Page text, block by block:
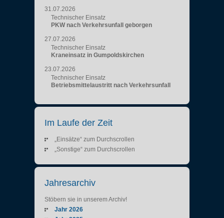
31.07.2026
Technischer Einsatz
PKW nach Verkehrsunfall geborgen
27.07.2026
Technischer Einsatz
Kraneinsatz in Gumpoldskirchen
23.07.2026
Technischer Einsatz
Betriebsmittelaustritt nach Verkehrsunfall
Im Laufe der Zeit
„Einsätze“ zum Durchscrollen
„Sonstige“ zum Durchscrollen
Jahresarchiv
Stöbern sie in unserem Archiv!
Jahr 2026